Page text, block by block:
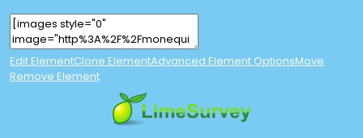
Edit ElementClone ElementAdvanced Element OptionsMove
Remove Element